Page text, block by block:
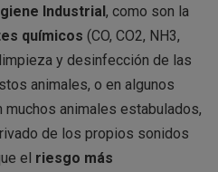
Industrial, como son la
químicos (CO, CO2, NH3,
y desinfección de las
animales, o en algunos
animales estabulados,
de los propios sonidos
el riesgo más